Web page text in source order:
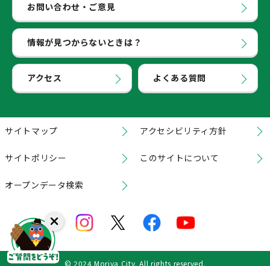
お問い合わせ・ご意見
情報が見つからないときは？
アクセス よくある質問
サイトマップ アクセシビリティ方針
サイトポリシー このサイトについて
オープンデータ検索
© 2024 Moriya City. All rights reserved.